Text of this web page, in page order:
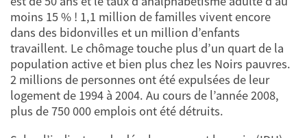
moins 15 % ! 1,1 million de familles vivent encore
dans des bidonvilles et un million d’enfants
travaillent. Le chômage touche plus d’un quart de la
population active et bien plus chez les Noirs pauvres.
2 millions de personnes ont été expulsées de leur
logement de 1994 à 2004. Au cours de l’année 2008,
plus de 750 000 emplois ont été détruits.